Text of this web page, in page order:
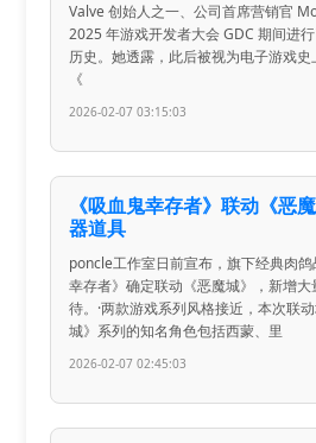
Valve 创始人之一、公司首席营销官
2025 年游戏开发者大会 GDC 期间进
历史。她透露，此后被视为电子游戏
《
2026-02-07 03:15:03
《吸血鬼幸存者》联动《恶
器道具
poncle工作室日前宣布，旗下经典肉
幸存者》确定联动《恶魔城》，新增
待。·两款游戏系列风格接近，本次联
城》系列的知名角色包括西蒙、里
2026-02-07 02:45:03